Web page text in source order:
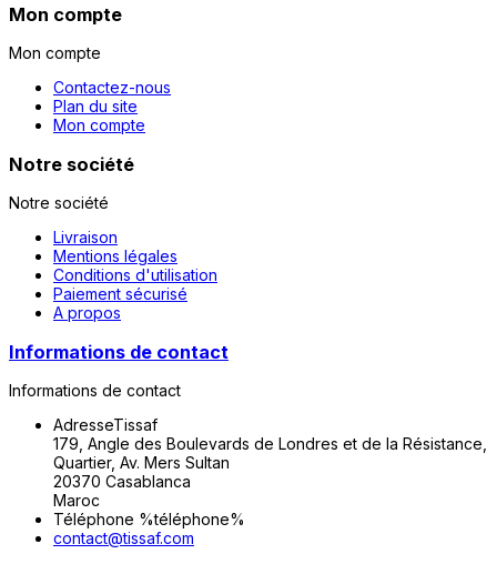
Mon compte
Mon compte
Contactez-nous
Plan du site
Mon compte
Notre société
Notre société
Livraison
Mentions légales
Conditions d'utilisation
Paiement sécurisé
A propos
Informations de contact
Informations de contact
AdresseTissaf
179, Angle des Boulevards de Londres et de la Résistance,
Quartier, Av. Mers Sultan
20370 Casablanca
Maroc
Téléphone %téléphone%
contact@tissaf.com